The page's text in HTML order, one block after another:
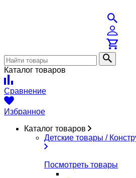
Каталог товаров
Сравнение
Избранное
Каталог товаров
Детские товары /
Посмотреть товары